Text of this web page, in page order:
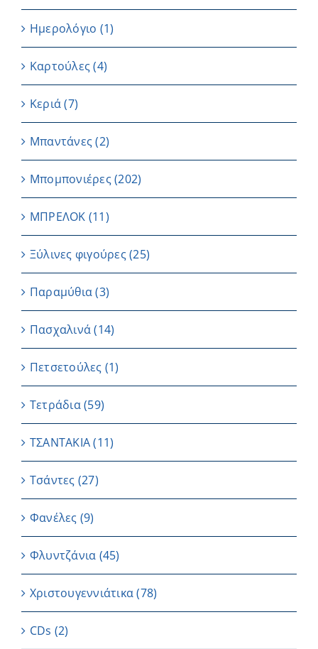
Ημερολόγιο (1)
Καρτούλες (4)
Κεριά (7)
Μπαντάνες (2)
Μπομπονιέρες(202)
ΜΠΡΕΛΟΚ (11)
Ξύλινες φιγούρες(25)
Παραμύθια (3)
Πασχαλινά (14)
Πετσετούλες (1)
Τετράδια(59)
ΤΣΑΝΤΑΚΙΑ (11)
Τσάντες (27)
Φανέλες (9)
Φλυντζάνια (45)
Χριστουγεννιάτικα(78)
CDs (2)